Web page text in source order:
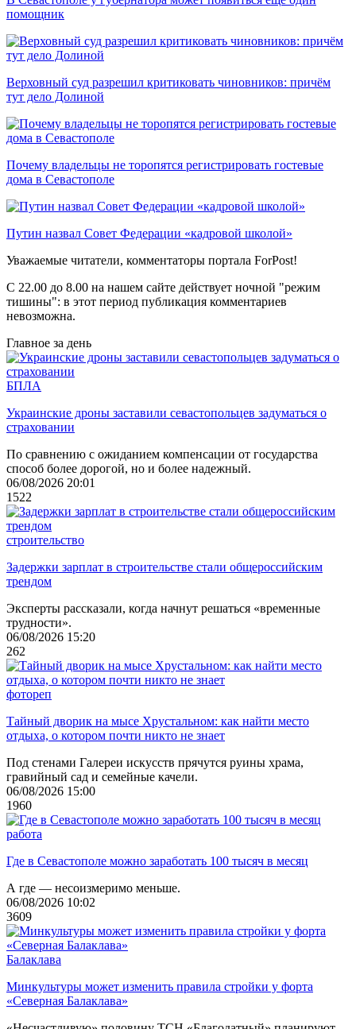
помощник
Верховный суд разрешил критиковать чиновников: причём
тут дело Долиной
Почему владельцы не торопятся регистрировать гостевые
дома в Севастополе
Путин назвал Совет Федерации «кадровой школой»
Уважаемые читатели, комментаторы портала ForPost!
C 22.00 до 8.00 на нашем сайте действует ночной "режим
тишины": в этот период публикация комментариев
невозможна.
Главное за день
БПЛА
Украинские дроны заставили севастопольцев задуматься о
страховании
По сравнению с ожиданием компенсации от государства
способ более дорогой, но и более надежный.
06/08/2026 20:01
1522
строительство
Задержки зарплат в строительстве стали общероссийским
трендом
Эксперты рассказали, когда начнут решаться «временные
трудности».
06/08/2026 15:20
262
фотореп
Тайный дворик на мысе Хрустальном: как найти место
отдыха, о котором почти никто не знает
Под стенами Галереи искусств прячутся руины храма,
гравийный сад и семейные качели.
06/08/2026 15:00
1960
работа
Где в Севастополе можно заработать 100 тысяч в месяц
А где — несоизмеримо меньше.
06/08/2026 10:02
3609
Балаклава
Минкультуры может изменить правила стройки у форта
«Северная Балаклава»